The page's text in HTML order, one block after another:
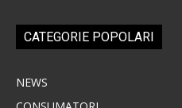
CATEGORIE POPOLARI
NEWS